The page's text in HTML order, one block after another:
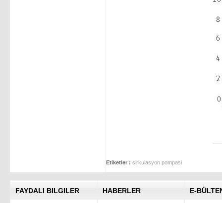
Etiketler : sirkulasyon pompasi
FAYDALI BILGILER HABERLER E-